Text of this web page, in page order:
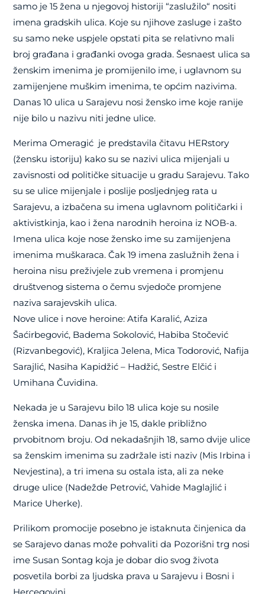
samo je 15 žena u njegovoj historiji “zaslužilo“ nositi
imena gradskih ulica. Koje su njihove zasluge i zašto
su samo neke uspjele opstati pita se relativno mali
broj građana i građanki ovoga grada. Šesnaest ulica sa
ženskim imenima je promijenilo ime, i uglavnom su
zam­ijenjene muškim imenima, te općim nazivima.
Danas 10 ulica u Sarajevu nosi žensko ime koje ranije
nije bilo u nazivu niti jedne ulice.
Merima Omeragić je predstavila čitavu HERstory
(žensku istoriju) kako su se nazivi ulica mijenjali u
zavisnosti od političke situacije u gradu Sarajevu. Tako
su se ulice mijenjale i poslije posljednjeg rata u
Sarajevu, a izbačena su imena uglavnom političarki i
aktivistkinja, kao i žena narodnih heroina iz NOB-a.
Imena ulica koje nose žensko ime su zamijenjena
imenima muškaraca. Čak 19 imena zaslužnih žena i
heroina nisu preživjele zub vremena i promjenu
društvenog sistema o čemu svjedoče promjene
naziva sarajevskih ulica.
Nove ulice i nove heroine: Atifa Karalić, Aziza
Šaćirbegović, Badema Sokolović, Habiba Stočević
(Rizvanbegović), Kraljica Jelena, Mica Todorović, Nafija
Sarajlić, Nasiha Kapidžić – Hadžić, Sestre Elčić i
Umihana Čuvidina.
Nekada je u Sarajevu bilo 18 ulica koje su nosile
ženska imena. Danas ih je 15, dakle približno
prvobitnom broju. Od nekadašnjih 18, samo dvije ulice
sa ženskim imenima su zadržale isti naziv (Mis Irbina i
Nevjestina), a tri imena su ostala ista, ali za neke
druge ulice (Nadežde Petrović, Vahide Maglajlić i
Marice Uherke).
Prilikom promocije posebno je istaknuta činjenica da
se Sarajevo danas može pohvaliti da Pozorišni trg nosi
ime Susan Sontag koja je dobar dio svog života
posvetila borbi za ljudska prava u Sarajevu i Bosni i